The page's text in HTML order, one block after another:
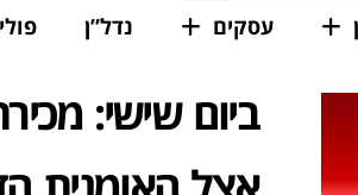
עסקים נדל”ן
ביום שישי: